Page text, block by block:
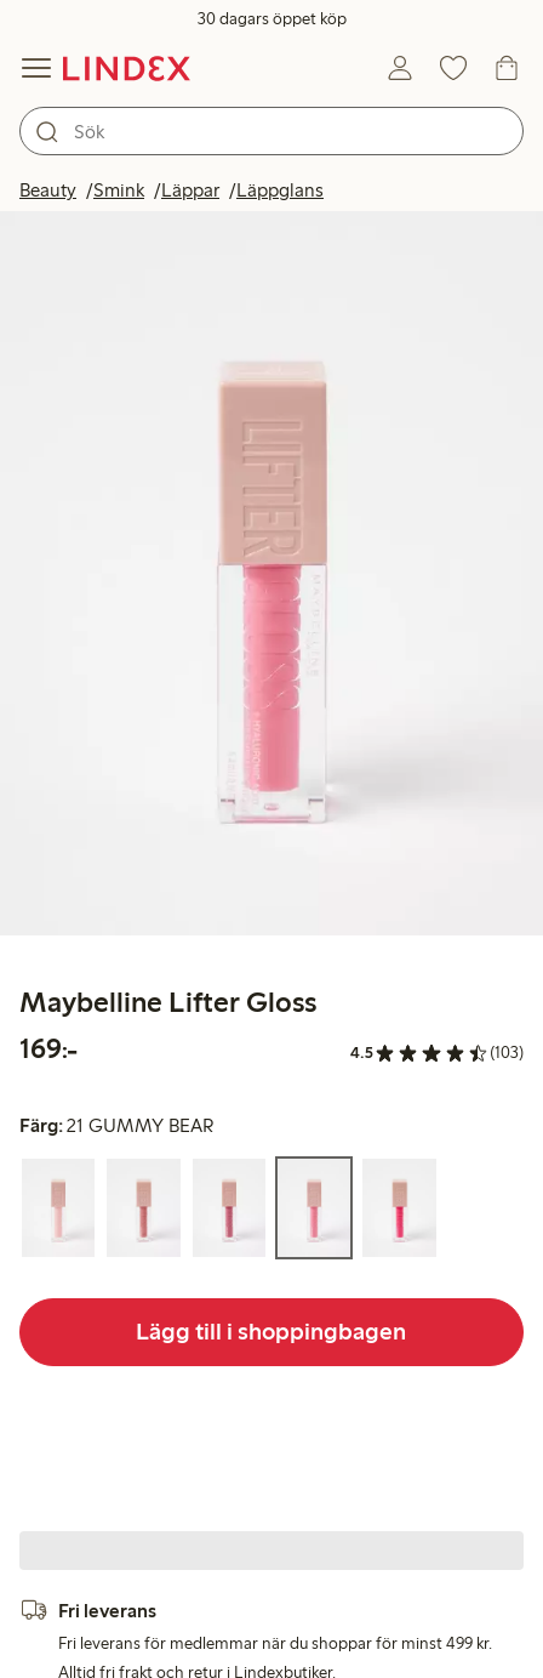
30 dagars öppet köp
Beauty Smink Läppar Läppglans
Maybelline Lifter Gloss
169:-169,00 kr 4.5 (103)
Färg:21 GUMMY BEAR
Lägg till i shoppingbagen
Fri leverans
Fri leverans för medlemmar när du shoppar för minst 499 kr.
Alltid fri frakt och retur i Lindexbutiker.